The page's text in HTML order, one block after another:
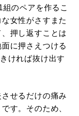
のペアを作るこ
女性がさすまた
押し返すことは
に押さえつける
ければ抜け出す
せるだけの痛み
す。そのため、